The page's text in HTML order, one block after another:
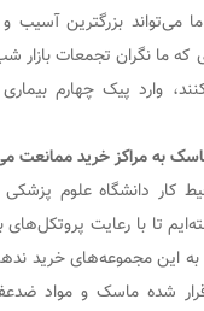
بزرگترین آسیب و
که ما نگران تجمعات بازار
وارد پیک چهارم
ماسک به مراکز خرید ممانعت
کار دانشگاه علوم پزشکی
تا با رعایت پروتکل‌های
به این مجموعه‌های خرید
شده ماسک و مواد